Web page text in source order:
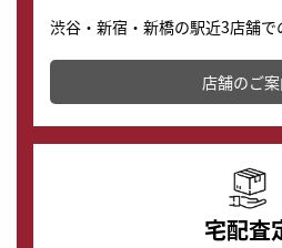
渋谷・新宿・新橋の駅近3店舗で
その場で現金買取致します。渋
店舗を併設しており、下取りに
の購入もできます♪
店舗のご
宅配査